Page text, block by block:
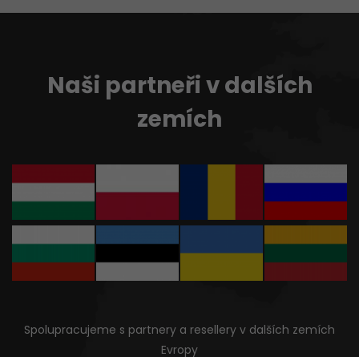
Naši partneři v dalších
zemích
Spolupracujeme s partnery a resellery v dalších zemích
Evropy